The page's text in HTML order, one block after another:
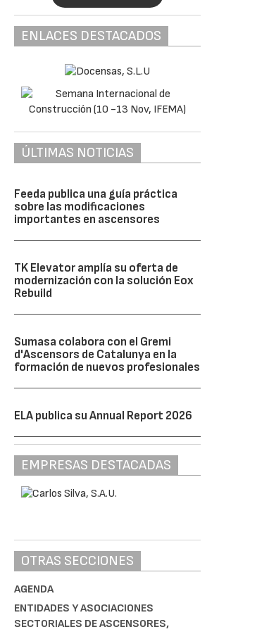
ENLACES DESTACADOS
ÚLTIMAS NOTICIAS
Feeda publica una guía práctica
sobre las modificaciones
importantes en ascensores
TK Elevator amplía su oferta de
modernización con la solución Eox
Rebuild
Sumasa colabora con el Gremi
d'Ascensors de Catalunya en la
formación de nuevos profesionales
ELA publica su Annual Report 2026
EMPRESAS DESTACADAS
OTRAS SECCIONES
AGENDA
ENTIDADES Y ASOCIACIONES
SECTORIALES DE ASCENSORES,